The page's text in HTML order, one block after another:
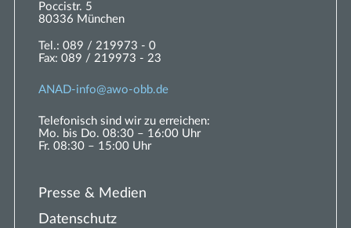
Poccistr. 5
80336 München
Tel.: 089 / 219973 - 0
Fax: 089 / 219973 - 23
ANAD- nf w - bb d
Telefonisch sind wir zu erreichen:
Mo. bis Do. 08:30 – 16:00 Uhr
Fr. 08:30 – 15:00 Uhr
Presse & Medien
Datenschutz